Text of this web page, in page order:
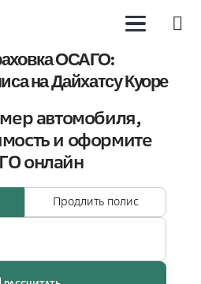
ОСАГО:
на Дайхатсу Куоре